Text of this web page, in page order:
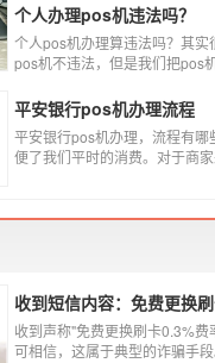
个人办理pos机违法吗？
个人pos机办理算违法吗？其实
pos机不违法，但是我们把pos
现，套现不换，那么我们这样使
违法的，只有我们在安全的使
办理的pos机才是正规的，但是
用自己的pos机，这样只是算违
干扰到他人，不恶意套现银行
平安银行pos机办理流程
平安银行pos机办理，流程有哪
便了我们平时的消费。对于商
收到声称"免费更换刷卡0.3%费
可相信，这属于典型的诈骗手